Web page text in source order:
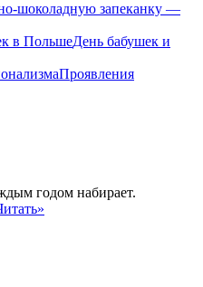
шоколадную запеканку —
День бабушек и
Проявления
годом набирает.